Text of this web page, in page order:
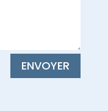
ENVOYER